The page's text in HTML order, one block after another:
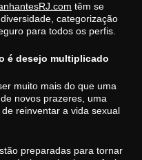
têm se
categorização
para todos os perfis.
é desejo multiplicado
muito mais do que uma
novos prazeres, uma
reinventar a vida sexual
preparadas para tornar